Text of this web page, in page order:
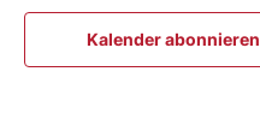
Kalender abonnieren